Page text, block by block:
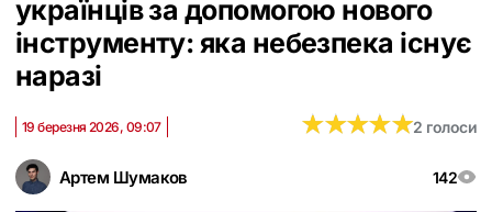
українців за допомогою нового
інструменту: яка небезпека існує
наразі
Артем Шумаков 142
19 березня 2026, 09:07 ★★★★★
★★★★★2 голоси